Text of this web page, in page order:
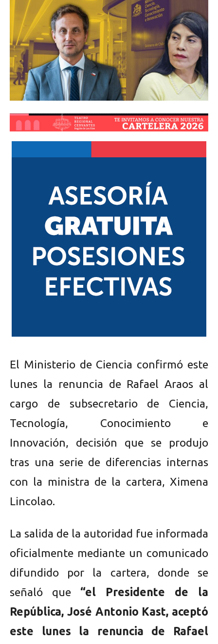
El Ministerio de Ciencia confirmó este
lunes la renuncia de Rafael Araos al
cargo de subsecretario de Ciencia,
Tecnología, Conocimiento e
Innovación, decisión que se produjo
tras una serie de diferencias internas
con la ministra de la cartera, Ximena
Lincolao.
La salida de la autoridad fue informada
oficialmente mediante un comunicado
difundido por la cartera, donde se
señaló que “el Presidente de la
República, José Antonio Kast, aceptó
este lunes la renuncia de Rafael